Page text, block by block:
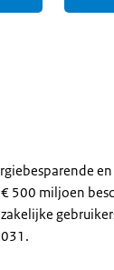
500 miljoen